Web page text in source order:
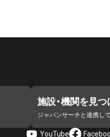
施設・機関を見つ
ジャパンサーチと連携し
YouTube